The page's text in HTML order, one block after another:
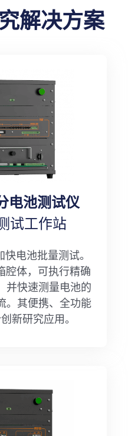
解决方案
电池测试仪
试工作站
电池批量测试。
腔体，可执行精确
并快速测量电池的
。其便携、全功能
新研究应用。